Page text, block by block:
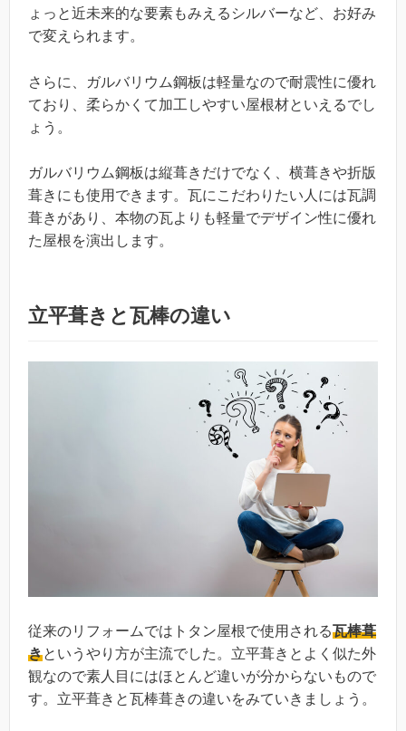
ょっと近未来的な要素もみえるシルバーなど、お好み
で変えられます。
さらに、ガルバリウム鋼板は軽量なので耐震性に優れ
ており、柔らかくて加工しやすい屋根材といえるでし
ょう。
ガルバリウム鋼板は縦葺きだけでなく、横葺きや折版
葺きにも使用できます。瓦にこだわりたい人には瓦調
葺きがあり、本物の瓦よりも軽量でデザイン性に優れ
た屋根を演出します。
立平葺きと瓦棒の違い
従来のリフォームではトタン屋根で使用される瓦棒葺
きというやり方が主流でした。立平葺きとよく似た外
観なので素人目にはほとんど違いが分からないもので
す。立平葺きと瓦棒葺きの違いをみていきましょう。